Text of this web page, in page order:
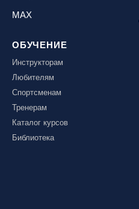
MAX
ОБУЧЕНИЕ
Инструкторам
Любителям
Спортсменам
Тренерам
Каталог курсов
Библиотека